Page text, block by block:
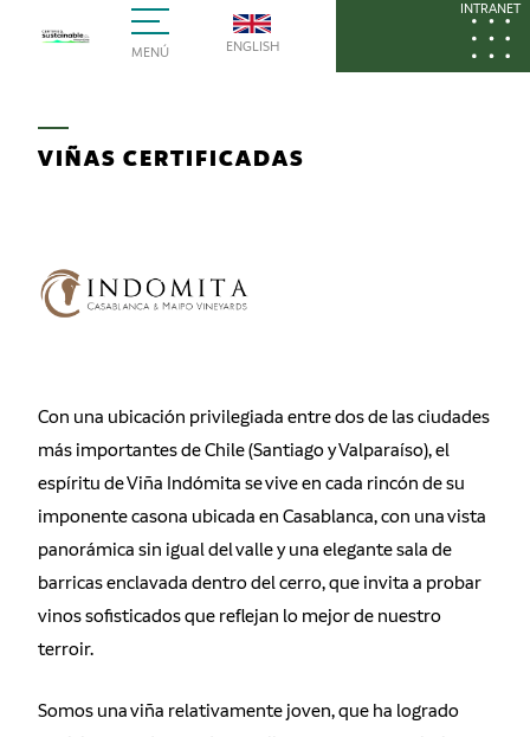
MENÚ ENGLISH
INTRANET
VIÑAS CERTIFICADAS
Con una ubicación privilegiada entre dos de las ciudades
más importantes de Chile (Santiago y Valparaíso), el
espíritu de Viña Indómita se vive en cada rincón de su
imponente casona ubicada en Casablanca, con una vista
panorámica sin igual del valle y una elegante sala de
barricas enclavada dentro del cerro, que invita a probar
vinos sofisticados que reflejan lo mejor de nuestro
terroir.
Somos una viña relativamente joven, que ha logrado